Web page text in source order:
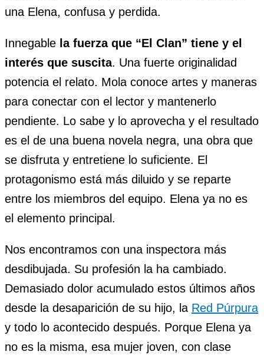
una Elena, confusa y perdida.
Innegable la fuerza que “El Clan” tiene y el
interés que suscita. Una fuerte originalidad
potencia el relato. Mola conoce artes y maneras
para conectar con el lector y mantenerlo
pendiente. Lo sabe y lo aprovecha y el resultado
es el de una buena novela negra, una obra que
se disfruta y entretiene lo suficiente. El
protagonismo está más diluido y se reparte
entre los miembros del equipo. Elena ya no es
el elemento principal.
Nos encontramos con una inspectora más
desdibujada. Su profesión la ha cambiado.
Demasiado dolor acumulado estos últimos años
desde la desaparición de su hijo, la Red Púrpura
y todo lo acontecido después. Porque Elena ya
no es la misma, esa mujer joven, con clase